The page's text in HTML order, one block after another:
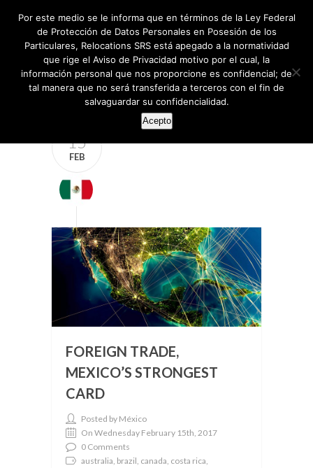
15
FEB
FOREIGN TRADE,
MEXICO’S STRONGEST
CARD
Posted by México
On Wednesday February 15th, 2017
0 Comments
australia, brazil, canada, costa rica,
Por este medio se le informa que en términos de la Ley Federal
de Protección de Datos Personales en Posesión de los
Particulares, Relocations SRS está apegado a la normatividad
que rige el Aviso de Privacidad motivo por el cual, la
información personal que nos proporcione es confidencial; de
tal manera que no será transferida a terceros con el fin de
salvaguardar su confidencialidad.
Acepto